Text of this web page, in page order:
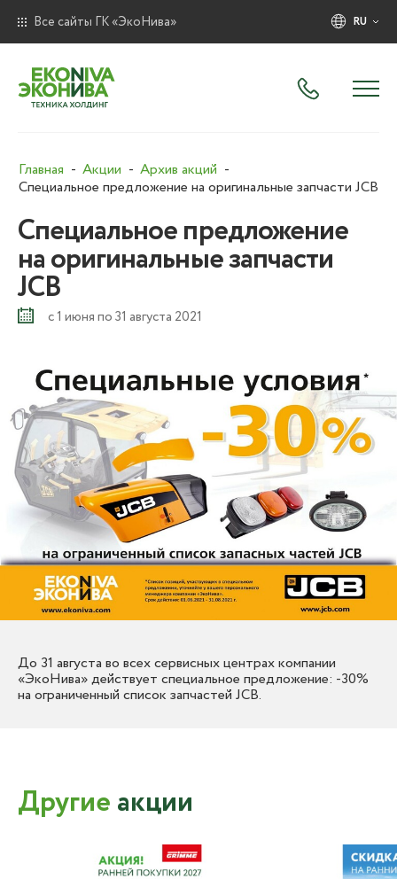
Все сайты ГК «ЭкоНива» RU
Главная Акции
Архив акций
Специальное предложение на оригинальные запчасти JCB
Специальное предложение
на оригинальные запчасти
JCB
с 1 июня по 31 августа 2021
До 31 августа во всех сервисных центрах компании
«ЭкоНива» действует специальное предложение: -30%
на ограниченный список запчастей JCB.
Другиеакции